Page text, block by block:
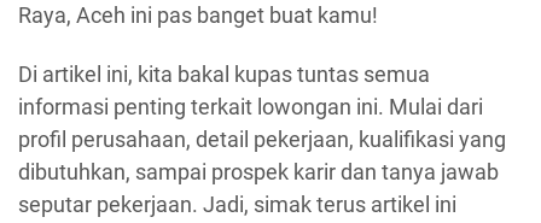
Raya, Aceh ini pas banget buat kamu!
Di artikel ini, kita bakal kupas tuntas semua
informasi penting terkait lowongan ini. Mulai dari
profil perusahaan, detail pekerjaan, kualifikasi yang
dibutuhkan, sampai prospek karir dan tanya jawab
seputar pekerjaan. Jadi, simak terus artikel ini